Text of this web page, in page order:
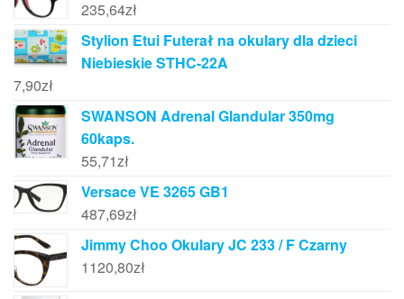
235,64zł
Stylion Etui Futerał na okulary dla dzieci
Niebieskie STHC-22A
7,90zł
SWANSON Adrenal Glandular 350mg
60kaps.
55,71zł
Versace VE 3265 GB1
487,69zł
Jimmy Choo Okulary JC 233 / F Czarny
1120,80zł